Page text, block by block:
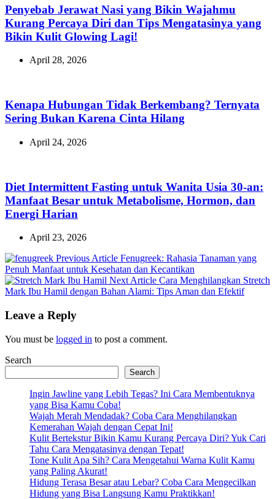
Penyebab Jerawat Nasi yang Bikin Wajahmu
Kurang Percaya Diri dan Tips Mengatasinya yang
Bikin Kulit Glowing Lagi!
April 28, 2026
Kenapa Hubungan Tidak Berkembang? Ternyata
Sering Bukan Karena Cinta Hilang
April 24, 2026
Diet Intermittent Fasting untuk Wanita Usia 30-an:
Manfaat Besar untuk Metabolisme, Hormon, dan
Energi Harian
April 23, 2026
Previous Article Previous
Post:
Fenugreek: Rahasia Tanaman yang
Penuh Manfaat untuk Kesehatan dan Kecantikan
Next Article Next
Post:
Cara Menghilangkan Stretch
Mark Ibu Hamil dengan Bahan Alami: Tips Aman dan Efektif
Leave a Reply
You must be logged in to post a comment.
Search
Search
Ingin Jawline yang Lebih Tegas? Ini Cara Membentuknya
yang Bisa Kamu Coba!
Wajah Merah Mendadak? Coba Cara Menghilangkan
Kemerahan Wajah dengan Cepat Ini!
Kulit Bertekstur Bikin Kamu Kurang Percaya Diri? Yuk Cari
Tahu Cara Mengatasinya dengan Tepat!
Tone Kulit Apa Sih? Cara Mengetahui Warna Kulit Kamu
yang Paling Akurat!
Hidung Terasa Besar atau Lebar? Coba Cara Mengecilkan
Hidung yang Bisa Langsung Kamu Praktikkan!